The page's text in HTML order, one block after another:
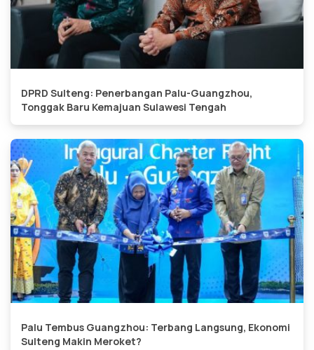
DPRD Sulteng: Penerbangan Palu-Guangzhou,
Tonggak Baru Kemajuan Sulawesi Tengah
Palu Tembus Guangzhou: Terbang Langsung, Ekonomi
Sulteng Makin Meroket?